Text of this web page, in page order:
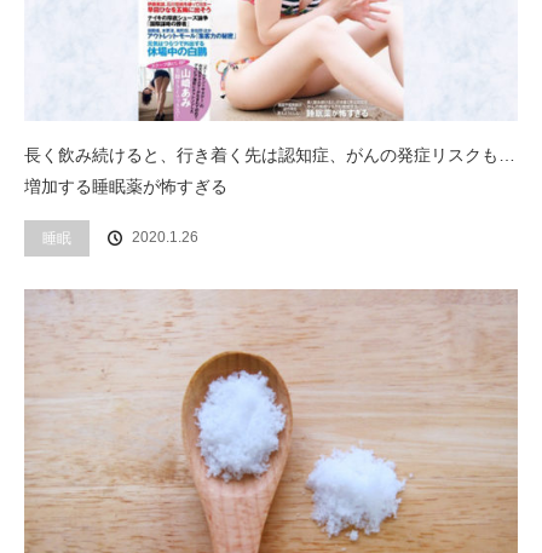
長く飲み続けると、行き着く先は認知症、がんの発症リスクも…
増加する睡眠薬が怖すぎる
睡眠 2020.1.26